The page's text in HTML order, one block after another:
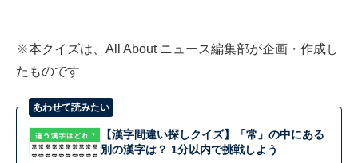
※本クイズは、All About ニュース編集部が企画・作成し
たものです
あわせて読みたい
【漢字間違い探しクイズ】「常」の中にある
別の漢字は？ 1分以内で挑戦しよう